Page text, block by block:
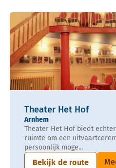
Theater Het Hof
Arnhem
Theater Het Hof biedt
ruimte om een
persoonlijk moge...
Bekijk de route